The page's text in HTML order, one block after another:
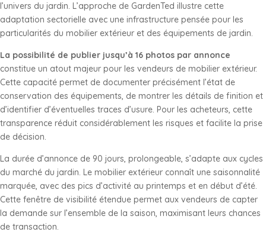
l’univers du jardin. L’approche de GardenTed illustre cette
adaptation sectorielle avec une infrastructure pensée pour les
particularités du mobilier extérieur et des équipements de jardin.
La possibilité de publier jusqu’à 16 photos par annonce
constitue un atout majeur pour les vendeurs de mobilier extérieur.
Cette capacité permet de documenter précisément l’état de
conservation des équipements, de montrer les détails de finition et
d’identifier d’éventuelles traces d’usure. Pour les acheteurs, cette
transparence réduit considérablement les risques et facilite la prise
de décision.
La durée d’annonce de 90 jours, prolongeable, s’adapte aux cycles
du marché du jardin. Le mobilier extérieur connaît une saisonnalité
marquée, avec des pics d’activité au printemps et en début d’été.
Cette fenêtre de visibilité étendue permet aux vendeurs de capter
la demande sur l’ensemble de la saison, maximisant leurs chances
de transaction.